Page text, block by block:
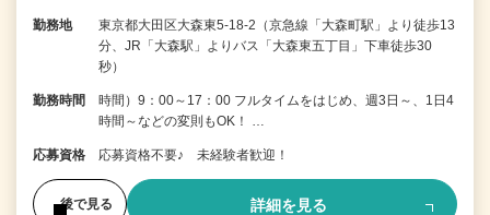
勤務地
東京都大田区大森東5-18-2（京急線「大森町駅」より徒歩13
分、JR「大森駅」よりバス「大森東五丁目」下車徒歩30
秒）
勤務時間
時間）9：00～17：00 フルタイムをはじめ、週3日～、1日4
時間～などの変則もOK！ …
応募資格 応募資格不要♪ 未経験者歓迎！
後で見る 詳細を見る